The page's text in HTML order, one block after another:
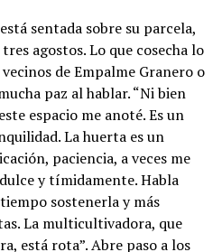
sentada sobre su parcela,
agostos. Lo que cosecha lo
de Empalme Granero o
paz al hablar. “Ni bien
espacio me anoté. Es un
La huerta es un
paciencia, a veces me
y tímidamente. Habla
sostenerla y más
La multicultivadora, que
está rota”. Abre paso a los